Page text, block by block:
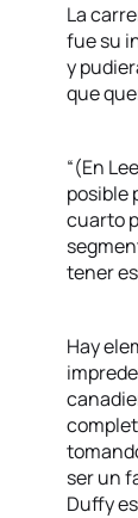
La
fue su
y
que
“(En
posible
cuarto
tener
Hay
ser un
Duffy